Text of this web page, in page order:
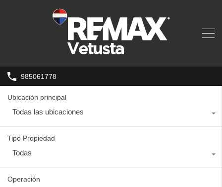
985061778
Ubicación principal
Todas las ubicaciones
Tipo Propiedad
Todas
Operación